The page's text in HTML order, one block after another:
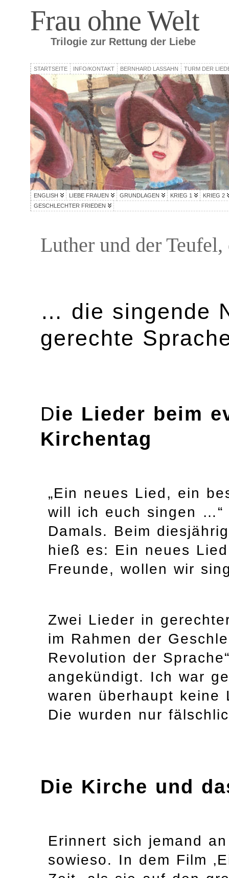
Frau ohne Welt
Trilogie zur Rettung der Liebe
STARTSEITE INFO/KONTAKT BERNHARD LASSAHN TURM DER
ENGLISH LIEBE FRAUEN GRUNDLAGEN KRIEG 1
KRIEG 2
GESCHLECHTER FRIEDEN
Luther und der
… die singende
gerechte
Die Lieder beim
Kirchentag
„Ein neues Lied, ein
will ich euch singen …“
Damals. Beim
hieß es: Ein neues
Freunde, wollen wir
Zwei Lieder in
im Rahmen der
Revolution der
angekündigt. Ich war
waren überhaupt keine
Die wurden nur
Die Kirche und
Erinnert sich jemand
sowieso. In dem Film